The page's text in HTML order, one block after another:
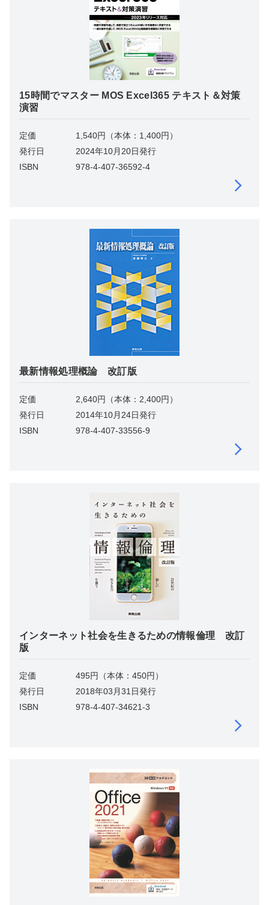
15時間でマスター MOS Excel365 テキスト＆対策
演習
定価
1,540円（本体：1,400円）
発行日
2024年10月20日発行
ISBN
978-4-407-36592-4
最新情報処理概論 改訂版
定価
2,640円（本体：2,400円）
発行日
2014年10月24日発行
ISBN
978-4-407-33556-9
インターネット社会を生きるための情報倫理 改訂
版
定価
495円（本体：450円）
発行日
2018年03月31日発行
ISBN
978-4-407-34621-3